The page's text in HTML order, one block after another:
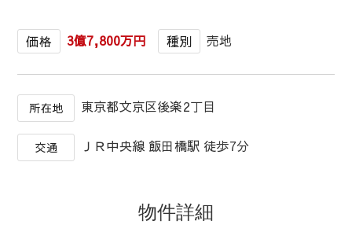
価格 3億7,800万円 種別 売地
所在地 東京都文京区後楽2丁目
交通 ＪＲ中央線 飯田橋駅 徒歩7分
物件詳細